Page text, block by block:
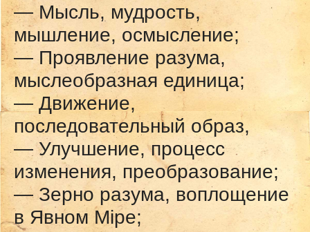
— Мысль, мудрость,
мышление, осмысление;
— Проявление разума,
мыслеобразная единица;
— Движение,
последовательный образ,
— Улучшение, процесс
изменения, преобразование;
— Зерно разума, воплощение
в Явном Мiре;